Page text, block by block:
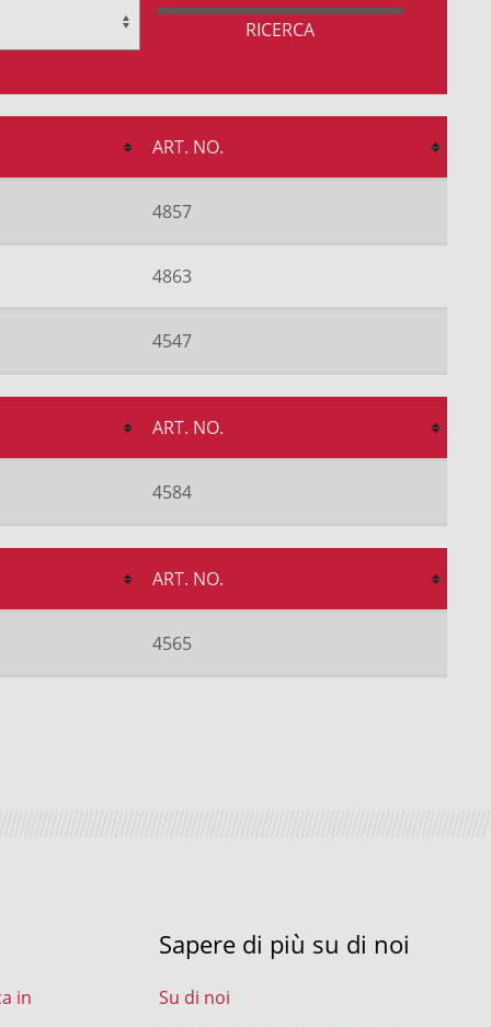
RICERCA
ART. NO.
4857
4863
4547
ART. NO.
4584
ART. NO.
4565
in
Sapere di più su di noi
Su di noi